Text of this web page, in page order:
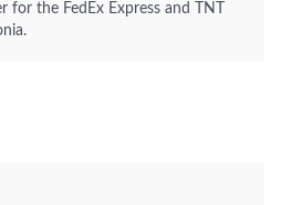
for the FedEx Express and TNT